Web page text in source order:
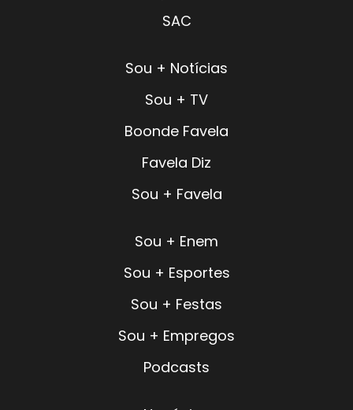
SAC
Sou + Notícias
Sou + TV
Boonde Favela
Favela Diz
Sou + Favela
Sou + Enem
Sou + Esportes
Sou + Festas
Sou + Empregos
Podcasts